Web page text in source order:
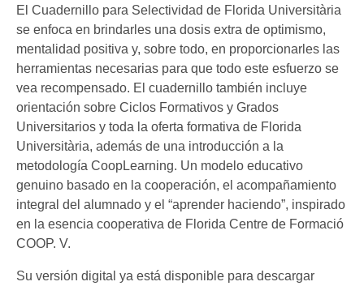
El Cuadernillo para Selectividad de Florida Universitària
se enfoca en brindarles una dosis extra de optimismo,
mentalidad positiva y, sobre todo, en proporcionarles las
herramientas necesarias para que todo este esfuerzo se
vea recompensado. El cuadernillo también incluye
orientación sobre Ciclos Formativos y Grados
Universitarios y toda la oferta formativa de Florida
Universitària, además de una introducción a la
metodología CoopLearning. Un modelo educativo
genuino basado en la cooperación, el acompañamiento
integral del alumnado y el “aprender haciendo”, inspirado
en la esencia cooperativa de Florida Centre de Formació
COOP. V.
Su versión digital ya está disponible para descargar